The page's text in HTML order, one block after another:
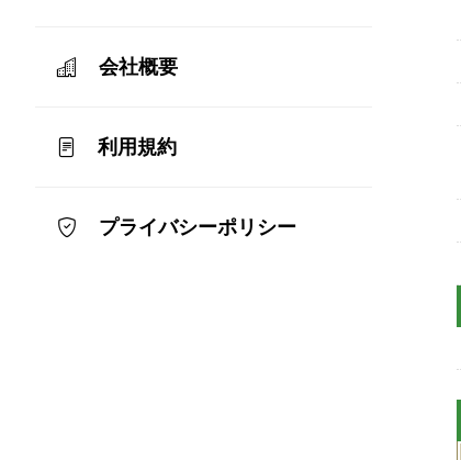
会社概要
利用規約
プライバシーポリシー